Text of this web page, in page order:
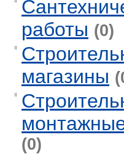
работы (0)
магазины
(0)